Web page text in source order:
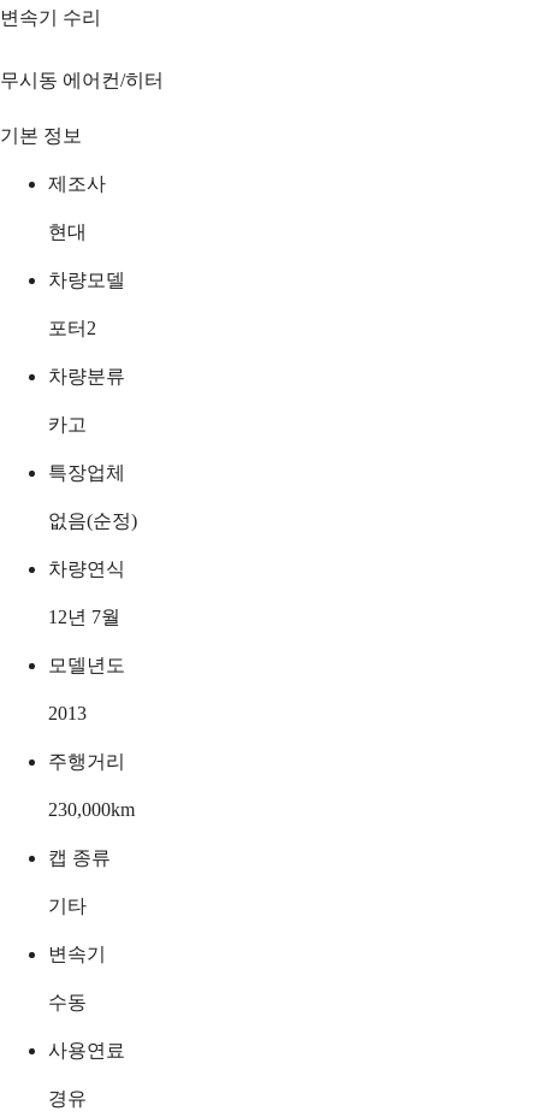
변속기 수리
무시동 에어컨/히터
기본 정보
제조사
현대
차량모델
포터2
차량분류
카고
특장업체
없음(순정)
차량연식
12년 7월
모델년도
2013
주행거리
230,000km
캡 종류
기타
변속기
수동
사용연료
경유